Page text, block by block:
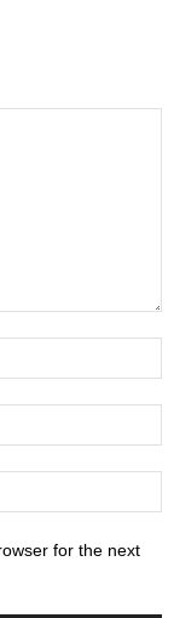
for the next